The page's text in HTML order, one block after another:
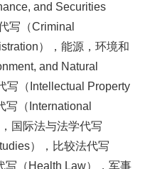
and Securities
写（Criminal
），能源，环境和
and Natural
写（Intellectual Property
写（International
国际法与法学代写
），比较法代写
写（Health Law），军事